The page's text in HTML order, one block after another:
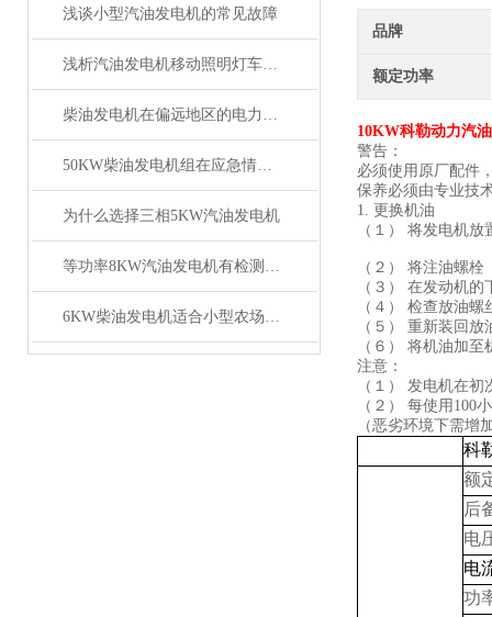
浅谈小型汽油发电机的常见故障
浅析汽油发电机移动照明灯车的原理和特点
柴油发电机在偏远地区的电力供应解决方案
50KW柴油发电机组在应急情况下的作用和重要性
为什么选择三相5KW汽油发电机
等功率8KW汽油发电机有检测报告质量好
6KW柴油发电机适合小型农场使用吗？
品牌
额定功率
10KW科勒动力汽
警告：
必须使用原厂配件
保养必须由专业技
1. 更换机油
（１） 将发电机
（２） 将注油螺
（３） 在发动机
（４） 检查放油
（５） 重新装回
（６） 将机油加
注意：
（１） 发电机在
（２） 每使用100
（恶劣环境下需增
科
额
后
电
电
功